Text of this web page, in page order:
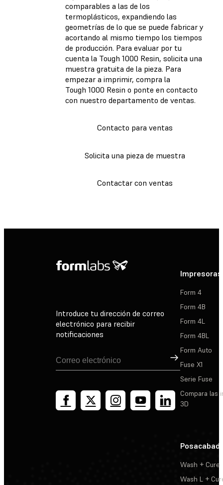
comparables a las de los
termoplásticos, expandiendo las
geometrías de lo que se puede fabricar y
acortando al mismo tiempo los tiempos
de producción. Para evaluar por tu
cuenta la Tough 1000 Resin, solicita una
muestra gratuita de la pieza. Para
empezar a imprimir, compra la
Tough 1000 Resin o ponte en contacto
con nuestro departamento de ventas.
Contacto para ventas
Solicita una pieza de muestra
Contactar con ventas
Introduce tu dirección de correo
electrónico para recibir
notificaciones
Suscribirse
Impresoras
Form 4
Form 4B
Form 4L
Form 4BL
Form Auto
Fuse X1
Serie Fuse
Compara las
3D
Wash + Cure
Wash L +